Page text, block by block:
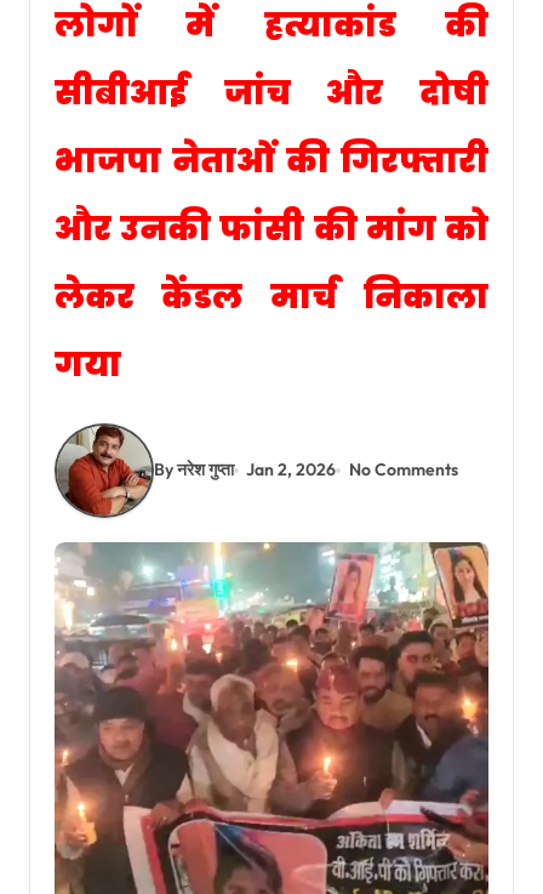
लोगों में हत्याकांड की
सीबीआई जांच और दोषी
भाजपा नेताओं की गिरफ्तारी
और उनकी फांसी की मांग को
लेकर केंडल मार्च निकाला
गया
By नरेश गुप्ता Jan 2, 2026 No Comments